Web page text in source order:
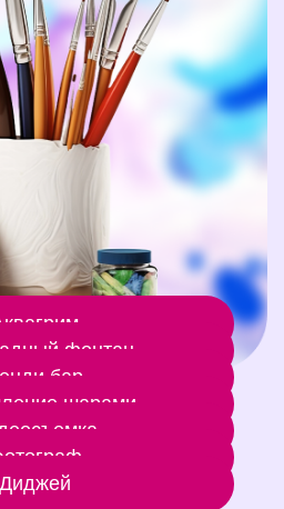
фонтан
бар
шарами
Диджей